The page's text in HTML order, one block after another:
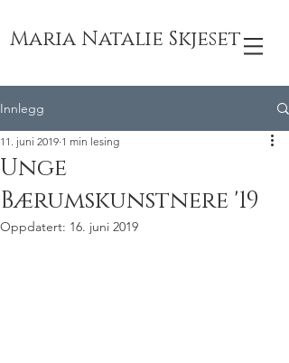
Maria Natalie Skjeset
Innlegg
Unge
Bærumskunstnere '19
11. juni 2019 1 min lesing
Oppdatert: 16. juni 2019